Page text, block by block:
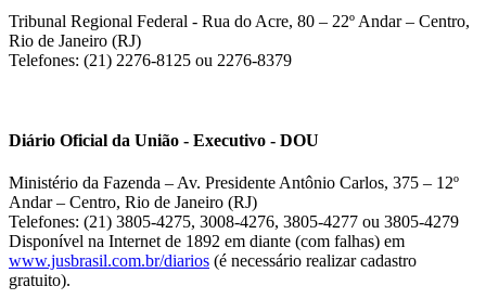
Tribunal Regional Federal - Rua do Acre, 80 – 22º Andar – Centro,
Rio de Janeiro (RJ)
Telefones: (21) 2276-8125 ou 2276-8379
Diário Oficial da União - Executivo - DOU
Ministério da Fazenda – Av. Presidente Antônio Carlos, 375 – 12º
Andar – Centro, Rio de Janeiro (RJ)
Telefones: (21) 3805-4275, 3008-4276, 3805-4277 ou 3805-4279
Disponível na Internet de 1892 em diante (com falhas) em
www.jusbrasil.com.br/diarios (é necessário realizar cadastro
gratuito).